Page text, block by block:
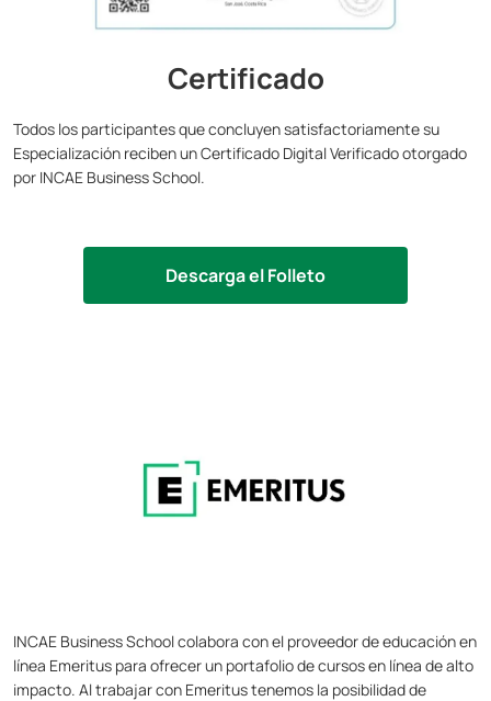
Certificado
Todos los participantes que concluyen satisfactoriamente su
Especialización reciben un Certificado Digital Verificado otorgado
por INCAE Business School.
Descarga el Folleto
INCAE Business School colabora con el proveedor de educación en
línea Emeritus para ofrecer un portafolio de cursos en línea de alto
impacto. Al trabajar con Emeritus tenemos la posibilidad de